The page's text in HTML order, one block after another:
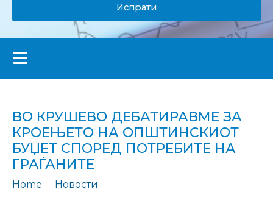
Испрати
ВО КРУШЕВО ДЕБАТИРАВМЕ ЗА
КРОЕЊЕТО НА ОПШТИНСКИОТ
БУЏЕТ СПОРЕД ПОТРЕБИТЕ НА
ГРАЃАНИТЕ
Home
Новости